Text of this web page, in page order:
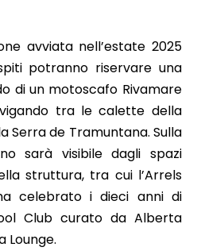
avviata nell’estate 2025
potranno riservare una
di un motoscafo Rivamare
tra le calette della
Serra de Tramuntana. Sulla
sarà visibile dagli spazi
struttura, tra cui l’Arrels
celebrato i dieci anni di
Club curato da Alberta
Lounge.